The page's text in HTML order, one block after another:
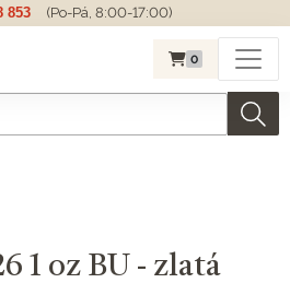
853 (Po-Pá, 8:00-17:00)
0
1 oz BU - zlatá